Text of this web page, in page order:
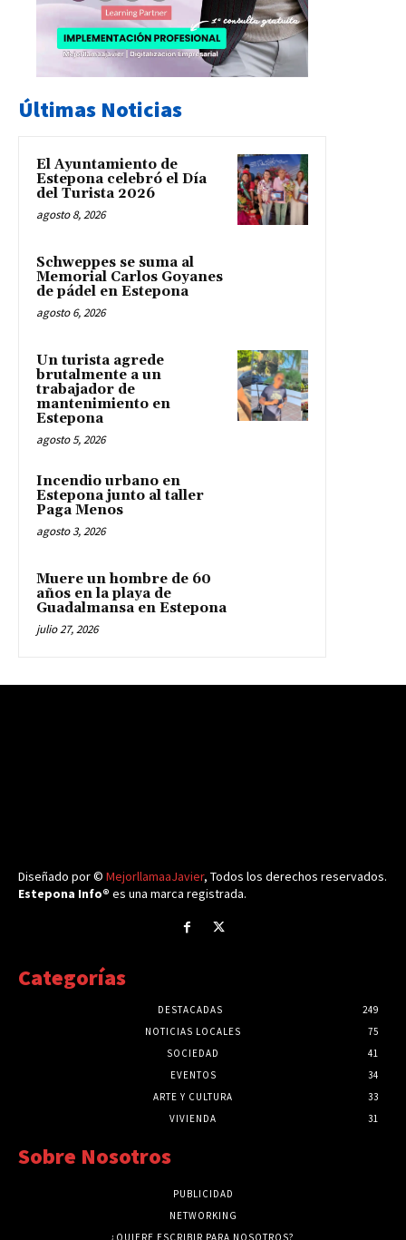
Últimas Noticias
El Ayuntamiento de
Estepona celebró el Día
del Turista 2026
agosto 8, 2026
Schweppes se suma al
Memorial Carlos Goyanes
de pádel en Estepona
agosto 6, 2026
Un turista agrede
brutalmente a un
trabajador de
mantenimiento en
Estepona
agosto 5, 2026
Incendio urbano en
Estepona junto al taller
Paga Menos
agosto 3, 2026
Muere un hombre de 60
años en la playa de
Guadalmansa en Estepona
julio 27, 2026
Diseñado por © MejorllamaaJavier, Todos los derechos reservados.
Estepona Info® es una marca registrada.
Categorías
DESTACADAS
249
NOTICIAS LOCALES
75
SOCIEDAD
41
EVENTOS
34
ARTE Y CULTURA
33
VIVIENDA
31
Sobre Nosotros
PUBLICIDAD
NETWORKING
¿QUIERE ESCRIBIR PARA NOSOTROS?